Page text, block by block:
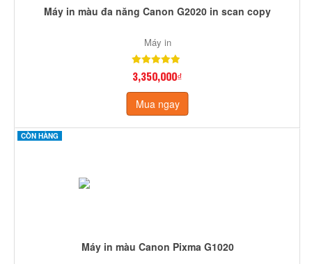
Máy in màu đa năng Canon G2020 in scan copy
Máy in
3,350,000₫
Mua ngay
CÒN HÀNG
Máy in màu Canon Pixma G1020